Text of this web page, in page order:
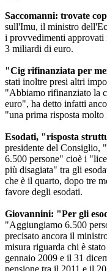
Saccomanni: trovate
sull'Imu, il ministro
i provvedimenti approvati
3 miliardi di euro.
"Cig rifinanziata per
stati inoltre presi altri
"Abbiamo rifinanziato la
euro", ha detto infatti
"una prima risposta
Esodati, "risposta
presidente del Consiglio,
6.500 persone" cioè i
più disagiata" tra gli
che è il quarto, dopo tre
favore degli esodati.
Giovannini: "Per gli
"Aggiungiamo 6.500
precisato ancora il
misura riguarda chi è
gennaio 2009 e il 31